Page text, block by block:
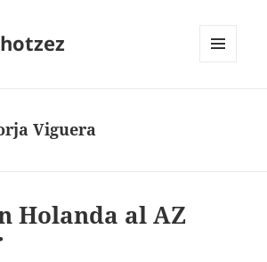
Viguera
Holanda al AZ